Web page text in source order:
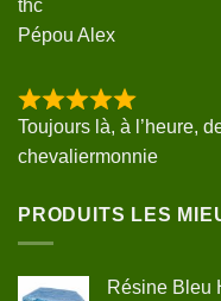
thc
Pépou Alex
Toujours là, à l’heure,
chevaliermonnie
PRODUITS LES
Résine Bleu